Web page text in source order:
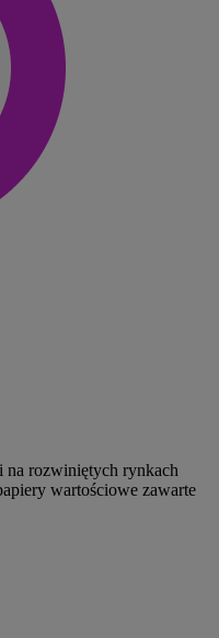
na rozwiniętych rynkach
wartościowe zawarte